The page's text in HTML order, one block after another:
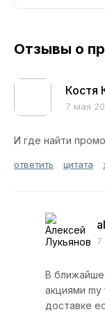
Отзывы о
Костя
7 мая
И где найти
ответить цитата
7
В
акциями
доставке